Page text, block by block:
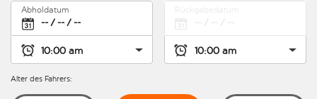
Abholdatum
Alter des Fahrers: